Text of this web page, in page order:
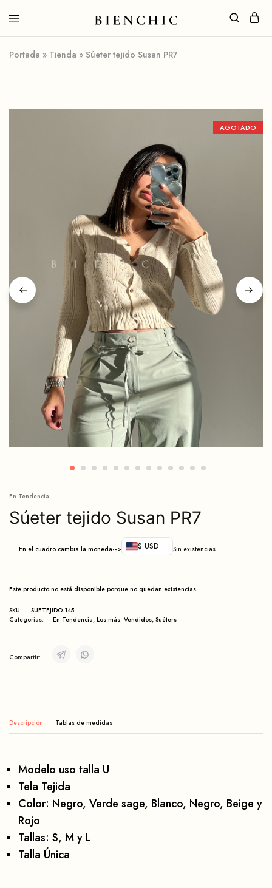
Portada » Tienda » Súeter tejido Susan PR7
AGOTADO
En Tendencia
Súeter tejido Susan PR7
En el cuadro cambia la moneda--> $ USD Sin existencias
Este producto no está disponible porque no quedan existencias.
SKU:
SUETEJIDO-145
Categorías:
En Tendencia, Los más. Vendidos, Suéters
Compartir:
Descripción
Modelo uso talla U
Tela Tejida
Color: Negro, Verde sage, Blanco, Negro, Beige y
Rojo
Tallas: S, M y L
Talla Única